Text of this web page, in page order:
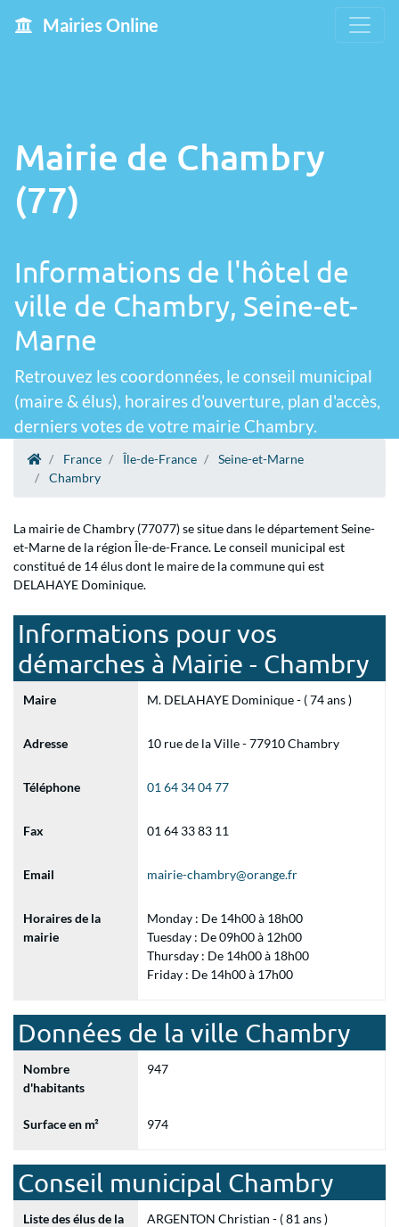
Mairies Online
Mairie de Chambry
(77)
Informations de l'hôtel de
ville de Chambry, Seine-et-
Marne
Retrouvez les coordonnées, le conseil municipal
(maire & élus), horaires d'ouverture, plan d'accès,
derniers votes de votre mairie Chambry.
France Île-de-France
Seine-et-Marne
Chambry
La mairie de Chambry (77077) se situe dans le département Seine-
et-Marne de la région Île-de-France. Le conseil municipal est
constitué de 14 élus dont le maire de la commune qui est
DELAHAYE Dominique.
Informations pour vos
démarches à Mairie - Chambry
Maire M. DELAHAYE Dominique - ( 74 ans )
Adresse 10 rue de la Ville - 77910 Chambry
Téléphone 01 64 34 04 77
Fax 01 64 33 83 11
Email mairie-chambry@orange.fr
Horaires de la
mairie
Monday : De 14h00 à 18h00
Tuesday : De 09h00 à 12h00
Thursday : De 14h00 à 18h00
Friday : De 14h00 à 17h00
Données de la ville Chambry
Nombre
d'habitants
947
Surface en m² 974
Conseil municipal Chambry
Liste des élus de la
ARGENTON Christian - ( 81 ans )